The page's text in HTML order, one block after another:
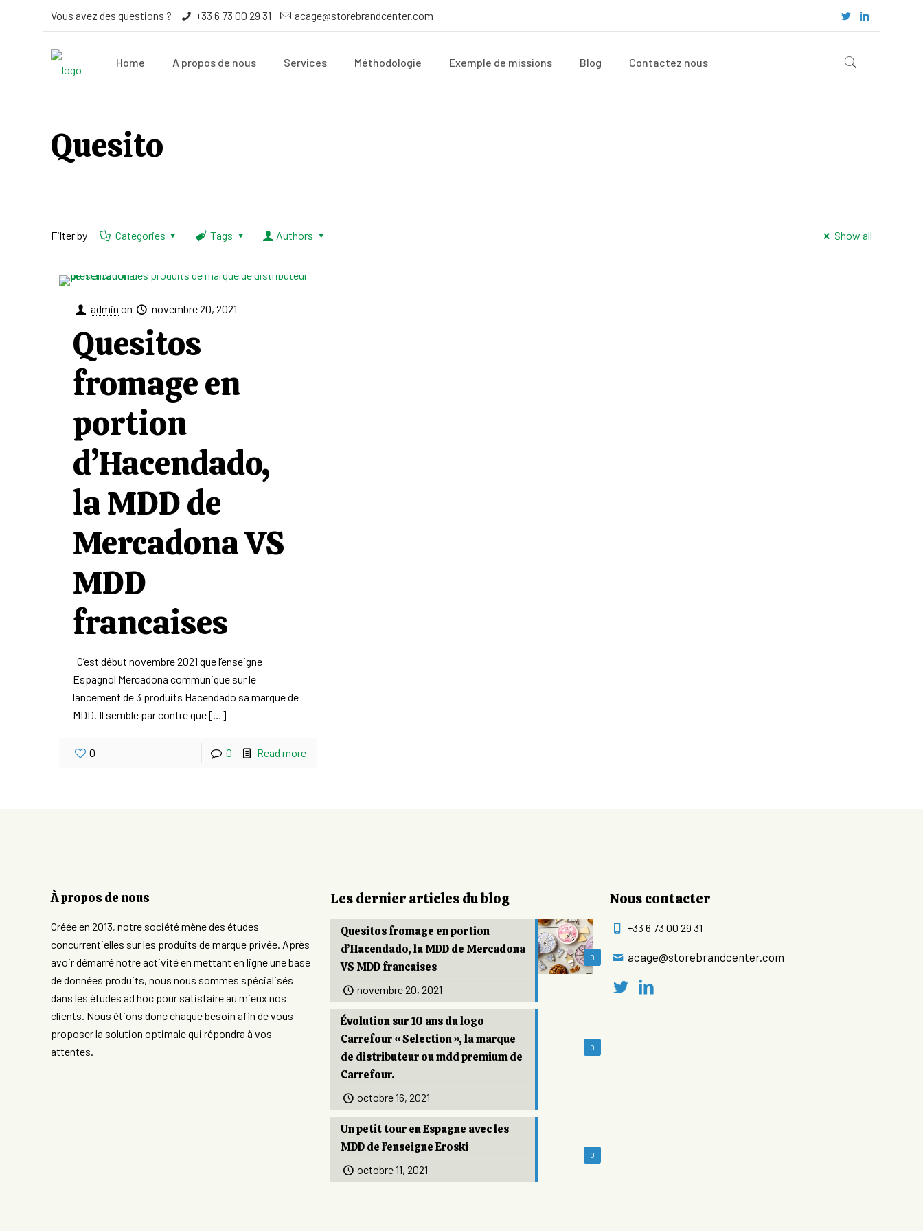
Vous avez des questions ? +33 6 73 00 29 31 acage@storebrandcenter.com
Home A propos de nous Services Méthodologie Exemple de missions Blog Contactez nous
Quesito
Filter by Categories Tags Authors Show all
admin on novembre 20, 2021
Quesitos
fromage en
portion
d’Hacendado,
la MDD de
Mercadona VS
MDD
francaises
C’est début novembre 2021 que l’enseigne
Espagnol Mercadona communique sur le
lancement de 3 produits Hacendado sa marque de
MDD. Il semble par contre que[…]
0 0 Read more
À propos de nous
Créée en 2013, notre société mène des études
concurrentielles sur les produits de marque privée. Après
avoir démarré notre activité en mettant en ligne une base
de données produits, nous nous sommes spécialisés
dans les études ad hoc pour satisfaire au mieux nos
clients. Nous étions donc chaque besoin afin de vous
proposer la solution optimale qui répondra à vos
attentes.
Les dernier articles du blog
0
Quesitos fromage en portion
d’Hacendado, la MDD de Mercadona
VS MDD francaises
novembre 20, 2021
0
Évolution sur 10 ans du logo
Carrefour « Selection », la marque
de distributeur ou mdd premium de
Carrefour.
octobre 16, 2021
0
Un petit tour en Espagne avec les
MDD de l’enseigne Eroski
octobre 11, 2021
Nous contacter
+33 6 73 00 29 31
acage@storebrandcenter.com